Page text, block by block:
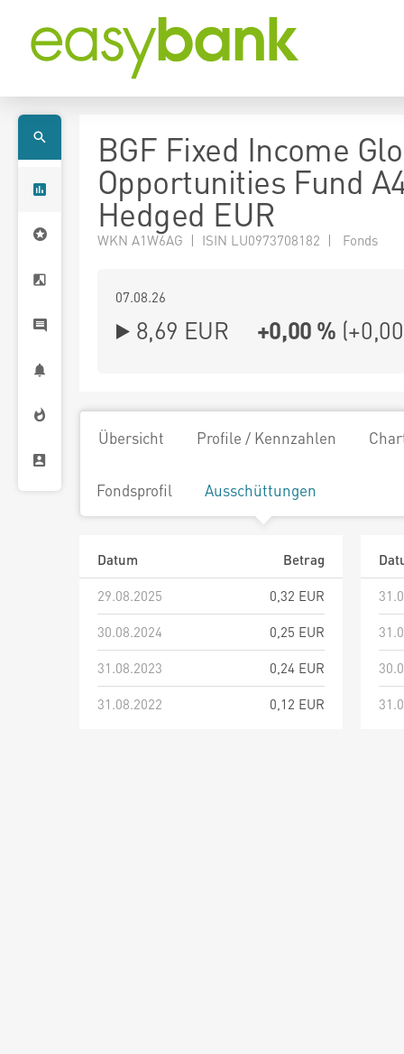
BGF Fixed Income
Opportunities Fund
Hedged EUR
WKN A1W6AG | ISIN LU0973708182 | Fonds
07.08.26
8,69 EUR +0,00 % (+0,00
Übersicht Profile / Kennzahlen
Fondsprofil Ausschüttungen
Datum
Betrag
29.08.2025
0,32 EUR
30.08.2024
0,25 EUR
31.08.2023
0,24 EUR
31.08.2022
0,12 EUR